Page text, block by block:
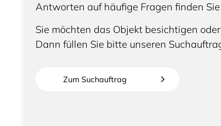
Antworten auf häufige Fragen finden
Sie möchten das Objekt besichtigen
Dann füllen Sie bitte unseren
Zum Suchauftrag